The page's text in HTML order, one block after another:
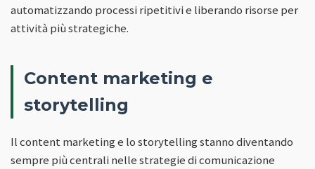
automatizzando processi ripetitivi e liberando risorse per
attività più strategiche.
Content marketing e
storytelling
Il content marketing e lo storytelling stanno diventando
sempre più centrali nelle strategie di comunicazione